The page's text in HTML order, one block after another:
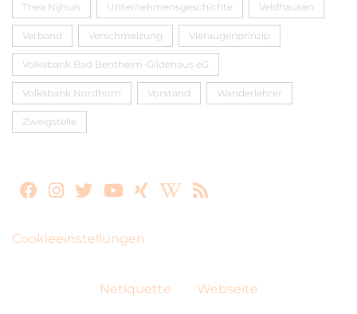
Thea Nijhuis Unternehmensgeschichte Veldhausen
Verband Verschmelzung Vieraugenprinzip
Volksbank Bad Bentheim-Gildehaus eG
Volksbank Nordhorn Vorstand Wanderlehrer
Zweigstelle
Cookieeinstellungen
Netiquette Webseite